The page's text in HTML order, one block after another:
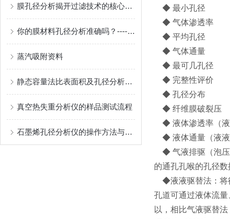
膜孔径分析揭开过滤技术的核心面纱
你的膜材料孔径分析准确吗？----深入研究孔径几种测试方法
蒸汽吸附资料
静态容量法比表面积及孔径分析测试过程及原理
真空热失重分析仪的样品测试流程
石墨烯孔径分析仪的操作方法与注意事项
◆ 最小孔径
◆ 气体渗透率
◆ 平均孔径
◆ 气体通量
◆ 最可几孔径
◆ 完整性评价
◆ 孔径分布
◆ 纤维膜破裂压
◆ 液体渗透率（液
◆ 液体通量（液液
◆ 气液排驱（泡压
的通孔孔喉的孔径
◆液液驱替法：将
孔道可通过液体流
以，相比气液驱替